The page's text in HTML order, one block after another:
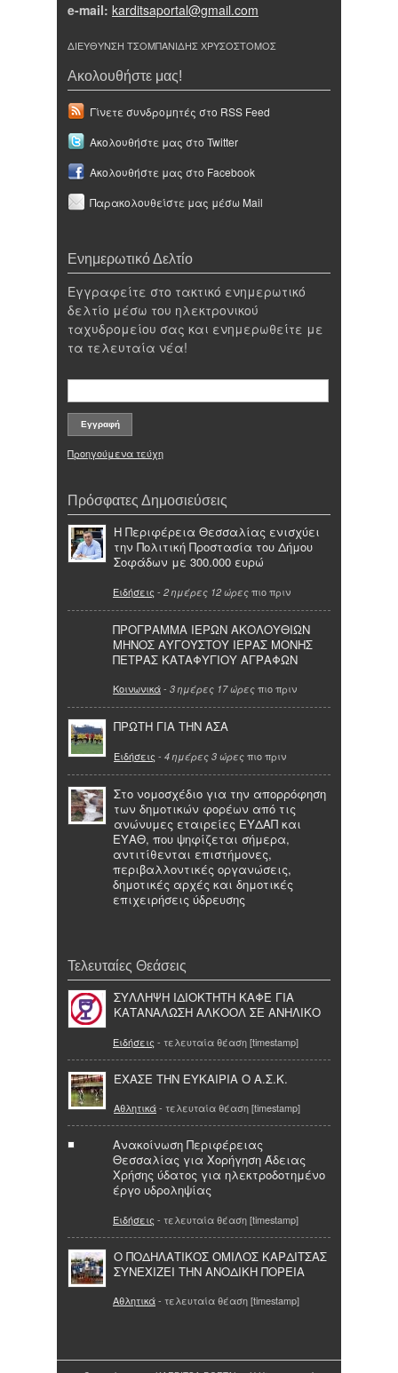
e-mail: karditsaportal@gmail.com
ΔΙΕΥΘΥΝΣΗ ΤΣΟΜΠΑΝΙΔΗΣ ΧΡΥΣΟΣΤΟΜΟΣ
Ακολουθήστε μας!
Γίνετε συνδρομητές στο RSS Feed
Ακολουθήστε μας στο Twitter
Ακολουθήστε μας στο Facebook
Παρακολουθείστε μας μέσω Mail
Ενημερωτικό Δελτίο
Εγγραφείτε στο τακτικό ενημερωτικό
δελτίο μέσω του ηλεκτρονικού
ταχυδρομείου σας και ενημερωθείτε με
τα τελευταία νέα!
Προηγούμενα τεύχη
Πρόσφατες Δημοσιεύσεις
Η Περιφέρεια Θεσσαλίας ενισχύει
την Πολιτική Προστασία του Δήμου
Σοφάδων με 300.000 ευρώ
Ειδήσεις - 2 ημέρες 12 ώρες πιο πριν
ΠΡΟΓΡΑΜΜΑ ΙΕΡΩΝ ΑΚΟΛΟΥΘΙΩΝ
ΜΗΝΟΣ ΑΥΓΟΥΣΤΟΥ ΙΕΡΑΣ ΜΟΝΗΣ
ΠΕΤΡΑΣ ΚΑΤΑΦΥΓΙΟΥ ΑΓΡΑΦΩΝ
Κοινωνικά- 3 ημέρες 17 ώρες πιο πριν
ΠΡΩΤΗ ΓΙΑ ΤΗΝ ΑΣΑ
Ειδήσεις - 4 ημέρες 3 ώρες πιο πριν
Στο νομοσχέδιο για την απορρόφηση
των δημοτικών φορέων από τις
ανώνυμες εταιρείες ΕΥΔΑΠ και
ΕΥΑΘ, που ψηφίζεται σήμερα,
αντιτίθενται επιστήμονες,
περιβαλλοντικές οργανώσεις,
δημοτικές αρχές και δημοτικές
επιχειρήσεις ύδρευσης
Τελευταίες Θεάσεις
ΣΥΛΛΗΨΗ ΙΔΙΟΚΤΗΤΗ ΚΑΦΕ ΓΙΑ
ΚΑΤΑΝΑΛΩΣΗ ΑΛΚΟΟΛ ΣΕ ΑΝΗΛΙΚΟ
Ειδήσεις - τελευταία θέαση [timestamp]
ΈΧΑΣΕ ΤΗΝ ΕΥΚΑΙΡΙΑ Ο Α.Σ.Κ.
Αθλητικά- τελευταία θέαση [timestamp]
Ανακοίνωση Περιφέρειας
Θεσσαλίας για Χορήγηση Άδειας
Χρήσης ύδατος για ηλεκτροδοτημένο
έργο υδροληψίας
Ειδήσεις - τελευταία θέαση [timestamp]
O ΠΟΔΗΛΑΤΙΚΟΣ ΟΜΙΛΟΣ ΚΑΡΔΙΤΣΑΣ
ΣΥΝΕΧΙΖΕΙ ΤΗΝ ΑΝΟΔΙΚΗ ΠΟΡΕΙΑ
Αθλητικά- τελευταία θέαση [timestamp]